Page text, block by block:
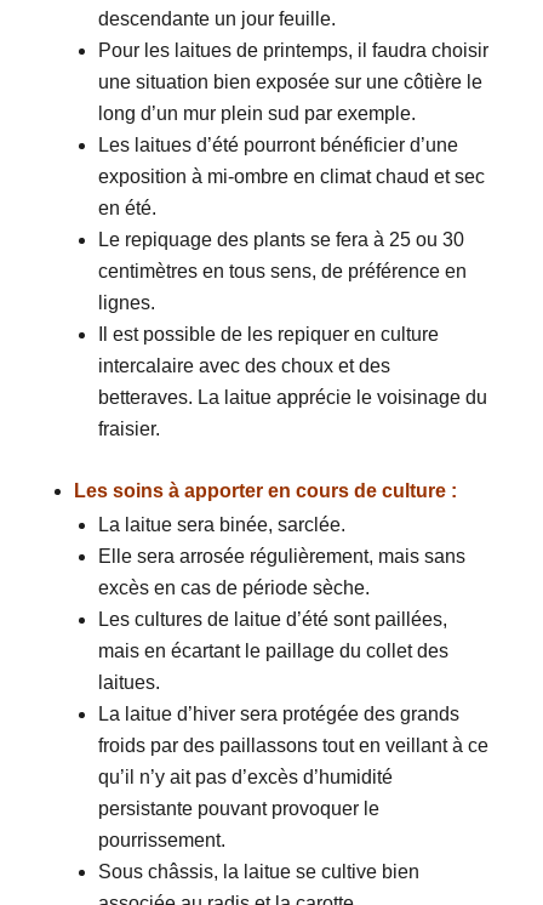
descendante un jour feuille.
Pour les laitues de printemps, il faudra choisir
une situation bien exposée sur une côtière le
long d’un mur plein sud par exemple.
Les laitues d’été pourront bénéficier d’une
exposition à mi-ombre en climat chaud et sec
en été.
Le repiquage des plants se fera à 25 ou 30
centimètres en tous sens, de préférence en
lignes.
Il est possible de les repiquer en culture
intercalaire avec des choux et des
betteraves. La laitue apprécie le voisinage du
fraisier.
Les soins à apporter en cours de culture :
La laitue sera binée, sarclée.
Elle sera arrosée régulièrement, mais sans
excès en cas de période sèche.
Les cultures de laitue d’été sont paillées,
mais en écartant le paillage du collet des
laitues.
La laitue d’hiver sera protégée des grands
froids par des paillassons tout en veillant à ce
qu’il n’y ait pas d’excès d’humidité
persistante pouvant provoquer le
pourrissement.
Sous châssis, la laitue se cultive bien